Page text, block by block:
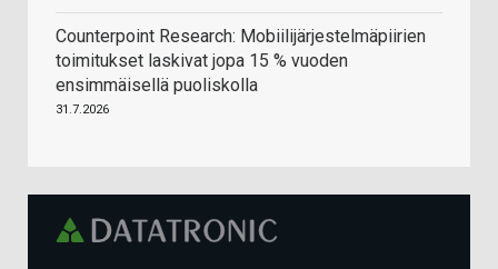
Counterpoint Research: Mobiilijärjestelmäpiirien
toimitukset laskivat jopa 15 % vuoden
ensimmäisellä puoliskolla
31.7.2026